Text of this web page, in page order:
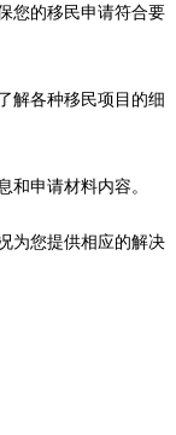
您的移民申请符合要
解各种移民项目的细
和申请材料内容。
为您提供相应的解决